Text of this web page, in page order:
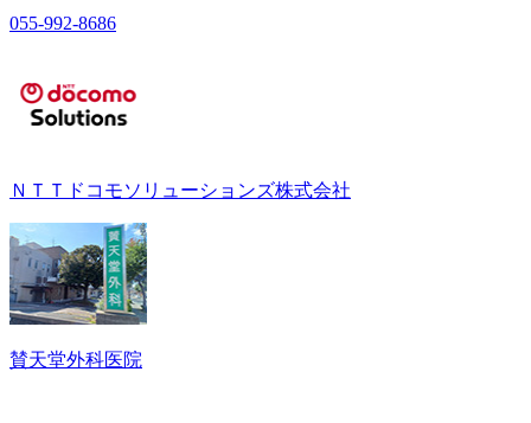
055-992-8686
ＮＴＴドコモソリューションズ株式会社
賛天堂外科医院